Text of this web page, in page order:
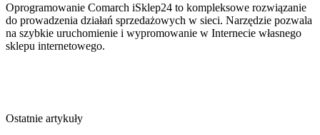
Oprogramowanie Comarch iSklep24 to kompleksowe rozwiązanie
do prowadzenia działań sprzedażowych w sieci. Narzędzie pozwala
na szybkie uruchomienie i wypromowanie w Internecie własnego
sklepu internetowego.
Ostatnie artykuły